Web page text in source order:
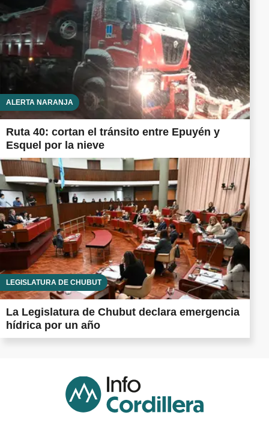
ALERTA NARANJA
Ruta 40: cortan el tránsito entre Epuyén y
Esquel por la nieve
LEGISLATURA DE CHUBUT
La Legislatura de Chubut declara emergencia
hídrica por un año